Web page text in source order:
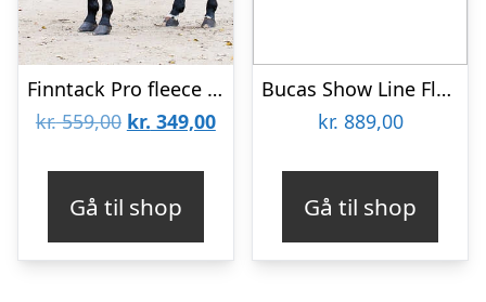
Finntack Pro fleece cooler – Hvid/Hvid
kr.559,00 Den
var:
kr. 559,00.
kr. 349,00Den
kr. 349,00.
Gå til shop
Bucas Show Line Fleecetæppe – 125 CM
kr. 889,00
Gå til shop